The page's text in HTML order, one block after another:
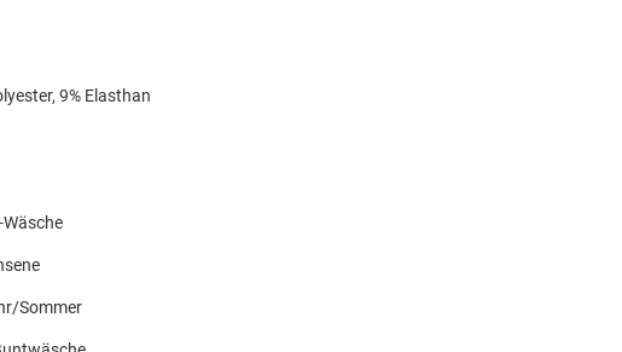
9% Elasthan
Wäsche
Sommer